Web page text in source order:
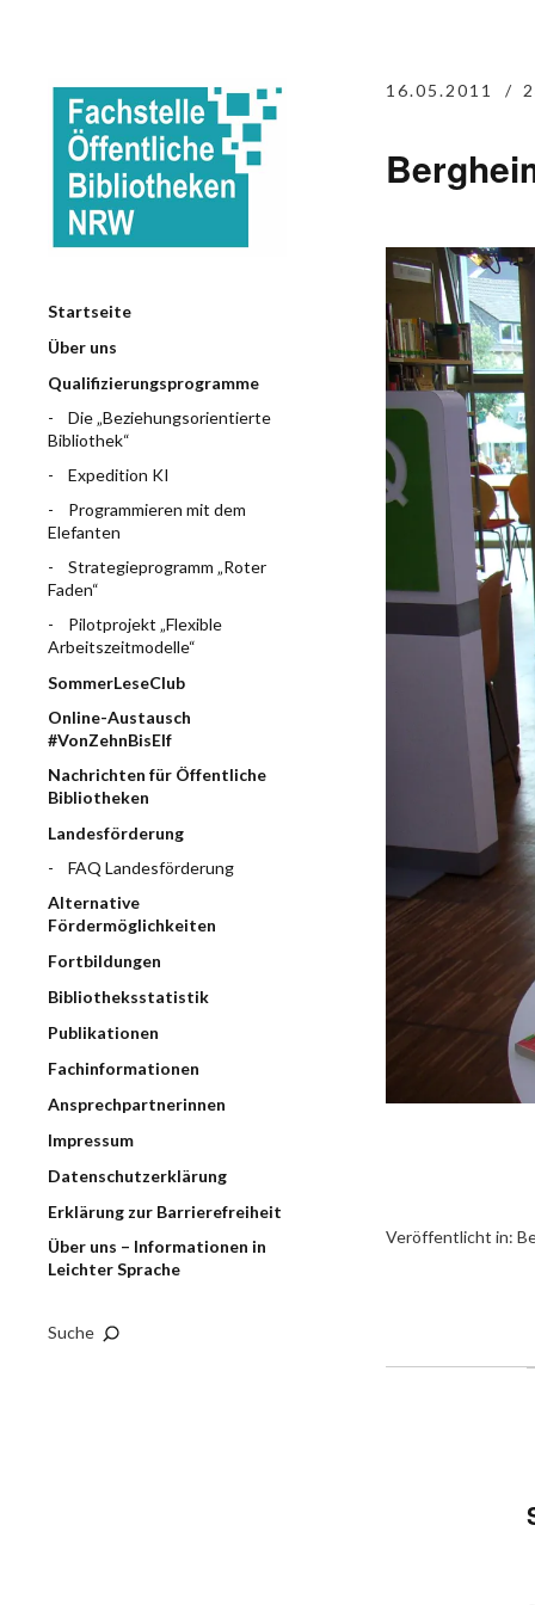
Startseite
Über uns
Qualifizierungsprogramme
Die „Beziehungsorientierte
Bibliothek“
Expedition KI
Programmieren mit dem
Elefanten
Strategieprogramm „Roter
Faden“
Pilotprojekt „Flexible
Arbeitszeitmodelle“
SommerLeseClub
Online-Austausch
#VonZehnBisElf
Nachrichten für Öffentliche
Bibliotheken
Landesförderung
FAQ Landesförderung
Alternative
Fördermöglichkeiten
Fortbildungen
Bibliotheksstatistik
Publikationen
Fachinformationen
Ansprechpartnerinnen
Impressum
Datenschutzerklärung
Erklärung zur Barrierefreiheit
Über uns – Informationen in
Leichter Sprache
Suche
16.05.2011
Veröffentlicht in: